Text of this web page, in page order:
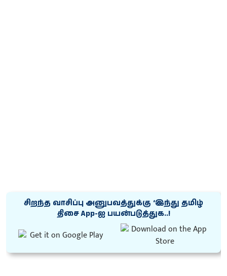
சிறந்த வாசிப்பு அனுபவத்துக்கு ‘இந்து தமிழ்
திசை App-ஐ பயன்படுத்துக..!